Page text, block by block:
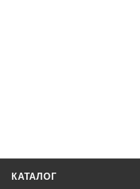
КАТАЛОГ